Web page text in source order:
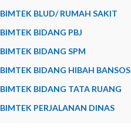
BIMTEK BLUD/ RUMAH SAKIT
BIMTEK BIDANG PBJ
BIMTEK BIDANG SPM
BIMTEK BIDANG HIBAH BANSOS
BIMTEK BIDANG TATA RUANG
BIMTEK PERJALANAN DINAS